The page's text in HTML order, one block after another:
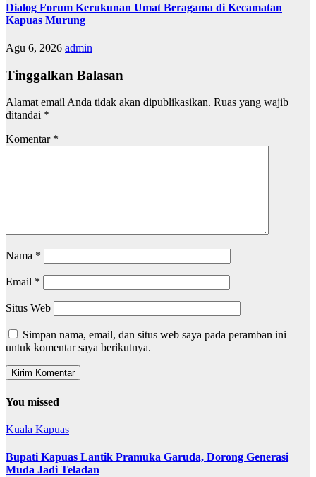
Dialog Forum Kerukunan Umat Beragama di Kecamatan
Kapuas Murung
Agu 6, 2026 admin
Tinggalkan Balasan
Alamat email Anda tidak akan dipublikasikan. Ruas yang wajib
ditandai *
Komentar *
Nama *
Email *
Situs Web
Simpan nama, email, dan situs web saya pada peramban ini
untuk komentar saya berikutnya.
You missed
Kuala Kapuas
Bupati Kapuas Lantik Pramuka Garuda, Dorong Generasi
Muda Jadi Teladan